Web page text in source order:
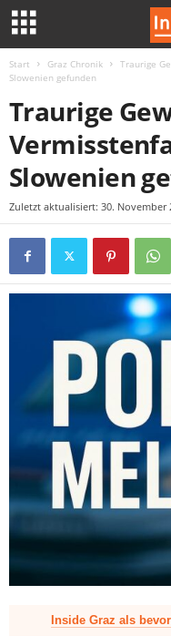
Start Graz Chronik
Traurige
Slowenien gefunden
Traurige
Slowenien
Zuletzt aktualisiert: 30. November
Inside Graz als